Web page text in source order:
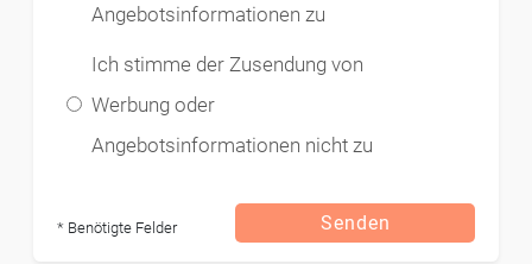
Angebotsinformationen zu
Ich stimme der Zusendung von
Werbung oder
Angebotsinformationen nicht zu
* Benötigte Felder Senden